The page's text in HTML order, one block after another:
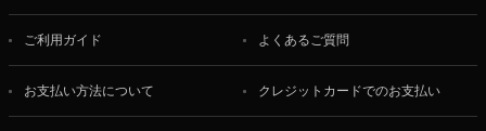
ご利用ガイド よくあるご質問
お支払い方法について クレジットカードでのお支払い